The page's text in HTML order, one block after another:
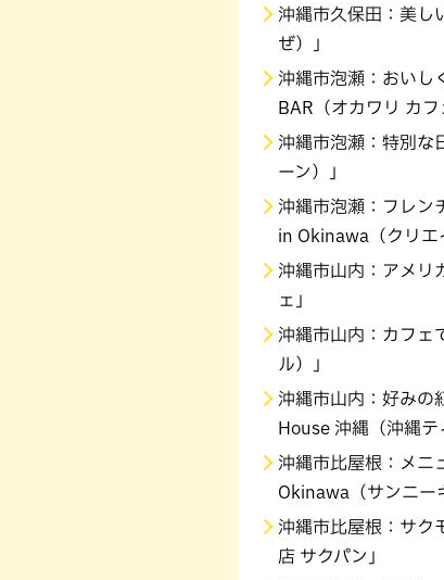
沖縄市久保田：美し
ぜ）」
沖縄市泡瀬：おいし
BAR（オカワリ カフ
沖縄市泡瀬：特別な
ーン）」
沖縄市泡瀬：フレン
in Okinawa（クリエ
沖縄市山内：アメリ
ェ」
沖縄市山内：カフェ
ル）」
沖縄市山内：好みの
House 沖縄（沖縄テ
沖縄市比屋根：メニ
Okinawa（サンニー
沖縄市比屋根：サク
店 サクパン」